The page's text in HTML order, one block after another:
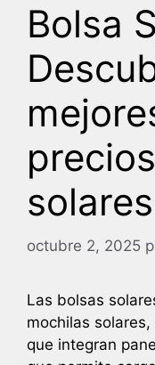
Bolsa
solares
octubre 2, 2025
Las bolsas
mochilas
que integran